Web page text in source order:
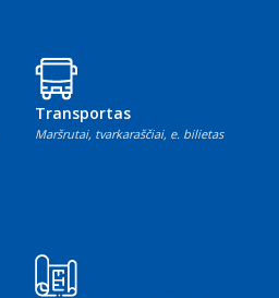
Transportas
Maršrutai, tvarkaraščiai, e. bilietas